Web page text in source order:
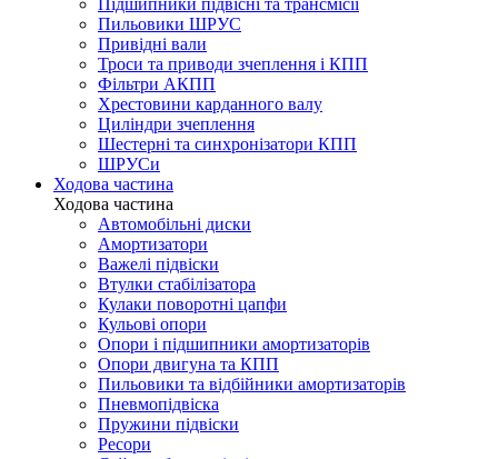
Підшипники підвісні та трансмісії
Пильовики ШРУС
Привідні вали
Троси та приводи зчеплення і КПП
Фільтри АКПП
Хрестовини карданного валу
Циліндри зчеплення
Шестерні та синхронізатори КПП
ШРУСи
Ходова частина
Ходова частина
Автомобільні диски
Амортизатори
Важелі підвіски
Втулки стабілізатора
Кулаки поворотні цапфи
Кульові опори
Опори і підшипники амортизаторів
Опори двигуна та КПП
Пильовики та відбійники амортизаторів
Пневмопідвіска
Пружини підвіски
Ресори